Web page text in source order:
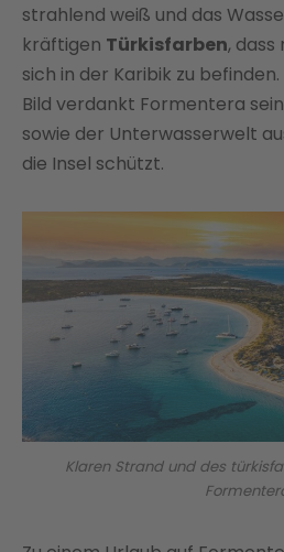
strahlend weiß und das
kräftigen Türkisfarben, dass
sich in der Karibik zu
Bild verdankt Formentera
sowie der Unterwasserwelt
die Insel schützt.
Klaren Strand und des